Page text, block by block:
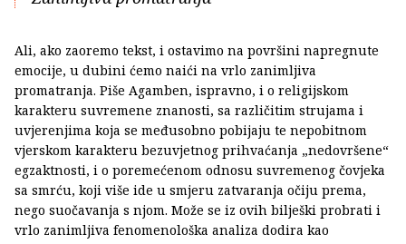
Ali, ako zaoremo tekst, i ostavimo na površini napregnute
emocije, u dubini ćemo naići na vrlo zanimljiva
promatranja. Piše Agamben, ispravno, i o religijskom
karakteru suvremene znanosti, sa različitim strujama i
uvjerenjima koja se međusobno pobijaju te nepobitnom
vjerskom karakteru bezuvjetnog prihvaćanja „nedovršene“
egzaktnosti, i o poremećenom odnosu suvremenog čovjeka
sa smrću, koji više ide u smjeru zatvaranja očiju prema,
nego suočavanja s njom. Može se iz ovih bilješki probrati i
vrlo zanimljiva fenomenološka analiza dodira kao